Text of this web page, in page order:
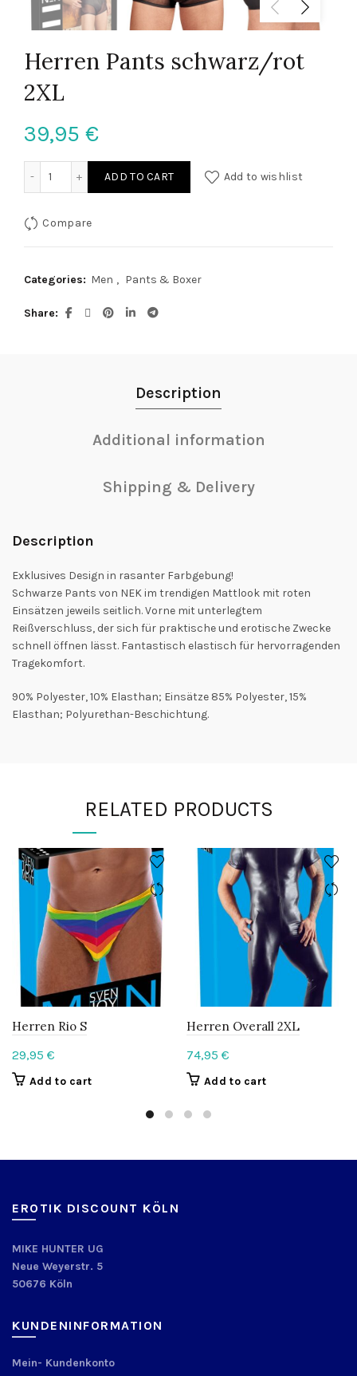
Herren Pants schwarz/rot
2XL
39,95 €
Herren Pants schwarz/rot 2XL quantity
ADD TO CART Add to wishlist
Compare
Categories: Men , Pants & Boxer
Share
Description
Additional information
Shipping & Delivery
Description
Exklusives Design in rasanter Farbgebung!
Schwarze Pants von NEK im trendigen Mattlook mit roten
Einsätzen jeweils seitlich. Vorne mit unterlegtem
Reißverschluss, der sich für praktische und erotische Zwecke
schnell öffnen lässt. Fantastisch elastisch für hervorragenden
Tragekomfort.
90% Polyester, 10% Elasthan; Einsätze 85% Polyester, 15%
Elasthan; Polyurethan-Beschichtung.
RELATED PRODUCTS
Herren Rio S
29,95 €
Add to cart
Herren Overall 2XL
74,95 €
Add to cart
EROTIK DISCOUNT KÖLN
MIKE HUNTER UG
Neue Weyerstr. 5
50676 Köln
KUNDENINFORMATION
Mein- Kundenkonto